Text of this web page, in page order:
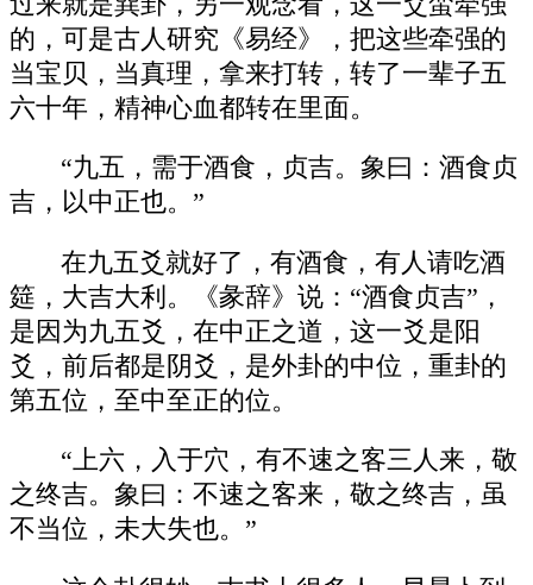
的，可是古人研究《易经》，把这些牵强的
当宝贝，当真理，拿来打转，转了一辈子五
六十年，精神心血都转在里面。
“九五，需于酒食，贞吉。象曰：酒食贞
吉，以中正也。”
在九五爻就好了，有酒食，有人请吃酒
筵，大吉大利。《彖辞》说：“酒食贞吉”，
是因为九五爻，在中正之道，这一爻是阳
爻，前后都是阴爻，是外卦的中位，重卦的
第五位，至中至正的位。
“上六，入于穴，有不速之客三人来，敬
之终吉。象曰：不速之客来，敬之终吉，虽
不当位，未大失也。”